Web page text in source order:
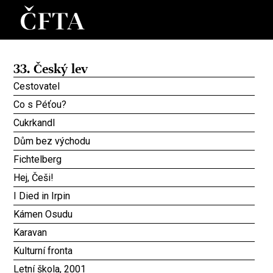
33. Český lev
Cestovatel
Co s Péťou?
Cukrkandl
Dům bez východu
Fichtelberg
Hej, Češi!
I Died in Irpin
Kámen Osudu
Karavan
Kulturní fronta
Letní škola, 2001